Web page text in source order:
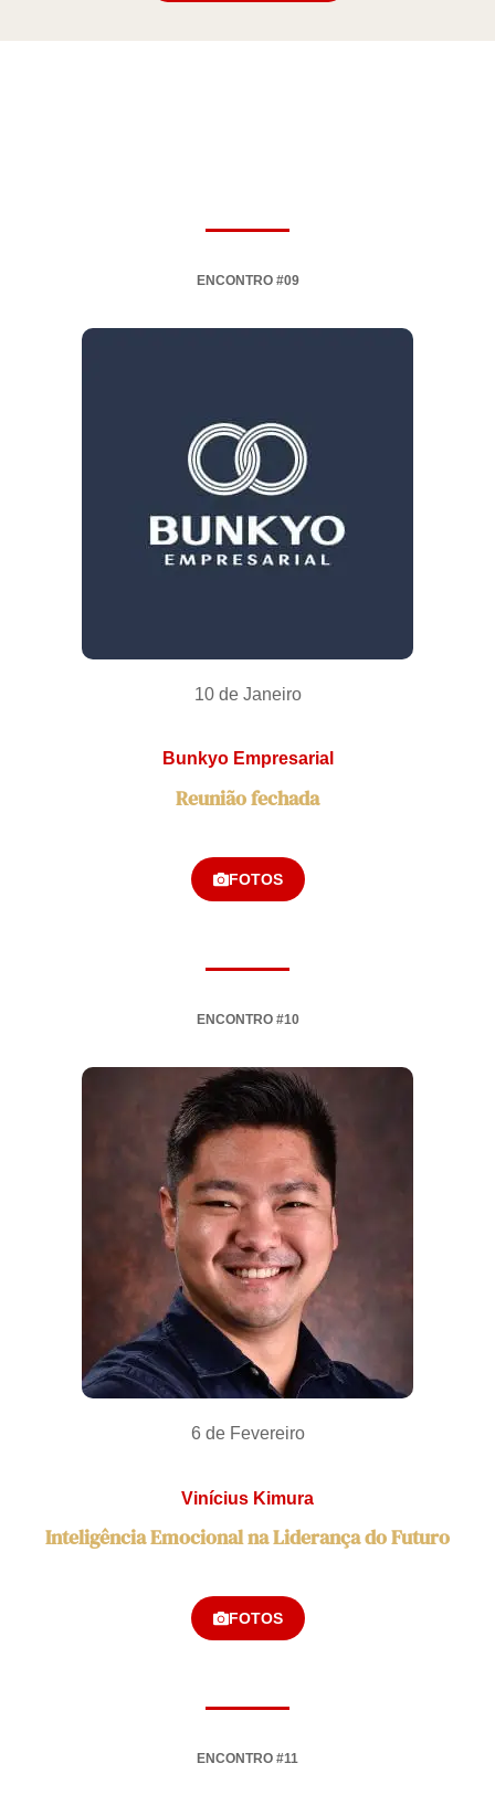
ENCONTRO #09
10 de Janeiro
Bunkyo Empresarial
Reunião fechada
FOTOS
ENCONTRO #10
6 de Fevereiro
Vinícius Kimura
Inteligência Emocional na Liderança do Futuro
FOTOS
ENCONTRO #11